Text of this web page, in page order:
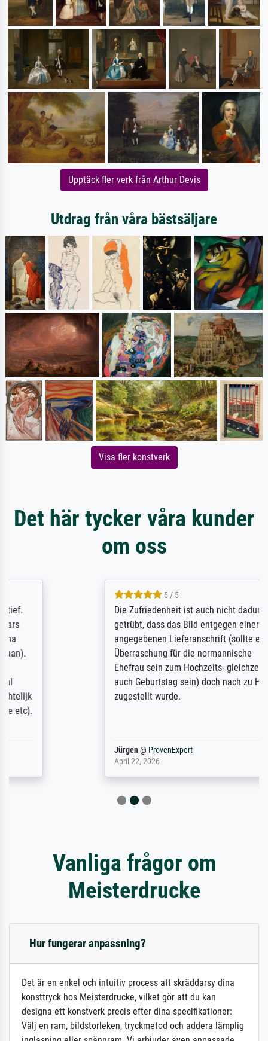
Upptäck fler verk från Arthur Devis
Utdrag från våra bästsäljare
Visa fler konstverk
Det här tycker våra kunder
om oss
Die Zufriedenheit ist auch nicht dadurch
getrübt, dass das Bild entgegen einer
angegebenen Lieferanschrift (sollte eine
Überraschung für die normannische
Ehefrau sein zum Hochzeits- gleichzeitig
auch Geburtstag sein) doch nach zu Hause
zugestellt wurde.
ProvenExpert
Vanliga frågor om
Meisterdrucke
Hur fungerar anpassning?
Det är en enkel och intuitiv process att skräddarsy dina
konsttryck hos Meisterdrucke, vilket gör att du kan
designa ett konstverk precis efter dina specifikationer:
Välj en ram, bildstorleken, tryckmetod och addera lämplig